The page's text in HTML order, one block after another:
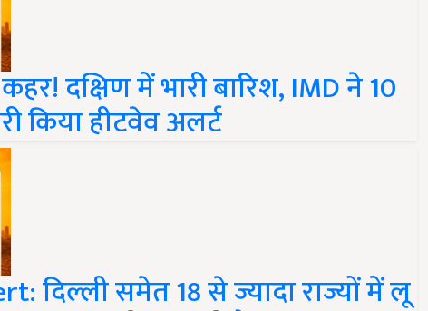
दक्षिण में भारी बारिश, IMD ने 10
किया हीटवेव अलर्ट
दिल्ली समेत 18 से ज्यादा राज्यों में लू